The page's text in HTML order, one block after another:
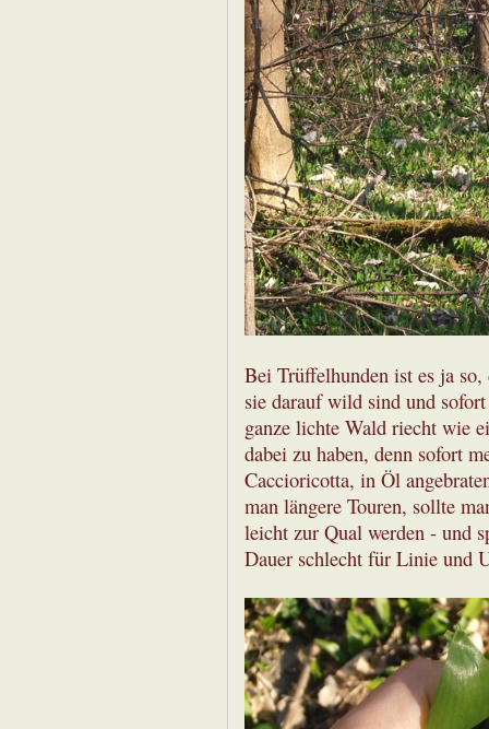
Bei Trüffelhunden ist es ja
sie darauf wild sind und
ganze lichte Wald riecht wie
dabei zu haben, denn sofort
Caccioricotta, in Öl
man längere Touren, sollte
leicht zur Qual werden - und
Dauer schlecht für Linie und